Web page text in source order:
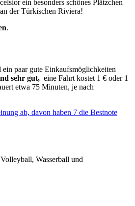
ein besonders schönes Plätzchen
der Türkischen Riviera!
.
paar gute Einkaufsmöglichkeiten
sehr gut, eine Fahrt kostet 1 € oder 1
etwa 75 Minuten, je nach
ab, davon haben 7 die Bestnote
Wasserball und